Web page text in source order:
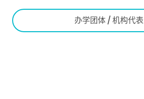
办学团体 / 机构代表